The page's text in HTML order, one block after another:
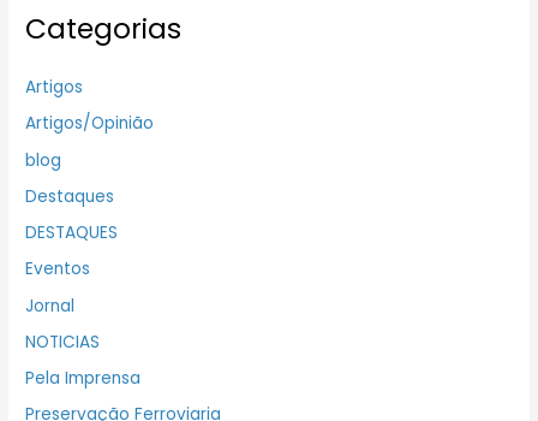
Categorias
Artigos
Artigos/Opinião
blog
Destaques
DESTAQUES
Eventos
Jornal
NOTICIAS
Pela Imprensa
Preservação Ferroviaria